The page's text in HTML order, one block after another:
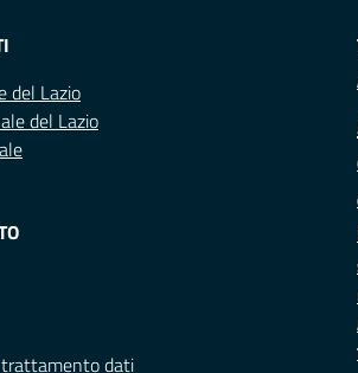
del Lazio
del Lazio
dati